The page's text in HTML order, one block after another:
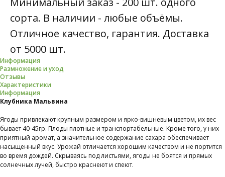
сорта. В наличии - любые объёмы.
Отличное качество, гарантия. Доставка
от 5000 шт.
Информация
Размножение и уход
Отзывы
Характеристики
Информация
Клубника Мальвина
Ягоды привлекают крупным размером и ярко-вишневым цветом, их вес
бывает 40-45гр. Плоды плотные и транспортабельные. Кроме того, у них
приятный аромат, а значительное содержание сахара обеспечивает
насыщенный вкус. Урожай отличается хорошим качеством и не портится
во время дождей. Скрываясь под листьями, ягоды не боятся и прямых
солнечных лучей, быстро краснеют и спеют.